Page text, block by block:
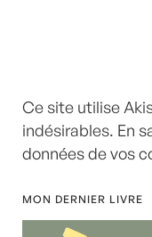
Ce site utilise
indésirables. En
données de vos
MON DERNIER LIVRE